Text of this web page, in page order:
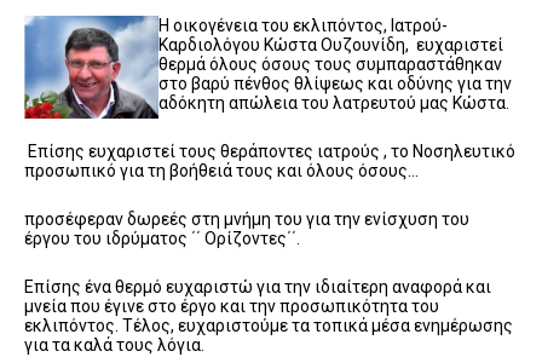
Η οικογένεια του εκλιπόντος, Ιατρού-
Καρδιολόγου Κώστα Ουζουνίδη, ευχαριστεί
θερμά όλους όσους τους συμπαραστάθηκαν
στο βαρύ πένθος θλίψεως και οδύνης για την
αδόκητη απώλεια του λατρευτού μας Κώστα.
Επίσης ευχαριστεί τους θεράποντες ιατρούς , το Νοσηλευτικό
προσωπικό για τη βοήθειά τους και όλους όσους…
προσέφεραν δωρεές στη μνήμη του για την ενίσχυση του
έργου του ιδρύματος ΄΄ Ορίζοντες΄΄.
Επίσης ένα θερμό ευχαριστώ για την ιδιαίτερη αναφορά και
μνεία που έγινε στο έργο και την προσωπικότητα του
εκλιπόντος. Τέλος, ευχαριστούμε τα τοπικά μέσα ενημέρωσης
για τα καλά τους λόγια.